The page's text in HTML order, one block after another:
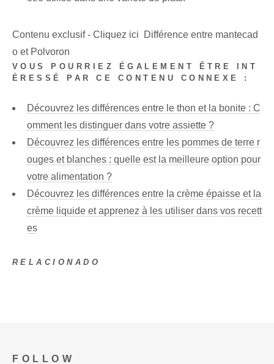
Contenu exclusif - Cliquez ici Différence entre mantecad
o et Polvoron
VOUS POURRIEZ ÉGALEMENT ÊTRE INT
ÉRESSÉ PAR CE CONTENU CONNEXE :
Découvrez les différences entre le thon et la bonite : C
omment les distinguer dans votre assiette ?
Découvrez les différences entre les pommes de terre r
ouges et blanches : quelle est la meilleure option pour
votre alimentation ?
Découvrez les différences entre la crème épaisse et la
crème liquide et apprenez à les utiliser dans vos recett
es
RELACIONADO
FOLLOW